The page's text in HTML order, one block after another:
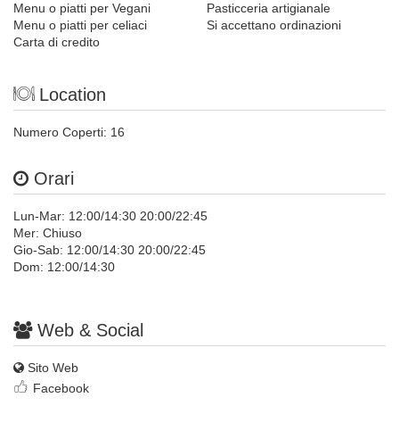
Menu o piatti per Vegani
Menu o piatti per celiaci
Carta di credito
Pasticceria artigianale
Si accettano ordinazioni
Location
Numero Coperti: 16
Orari
Lun-Mar: 12:00/14:30 20:00/22:45
Mer: Chiuso
Gio-Sab: 12:00/14:30 20:00/22:45
Dom: 12:00/14:30
Web & Social
Sito Web
Facebook